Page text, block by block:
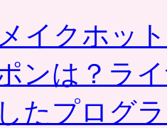
イクホッ
ンは？ラ
たプログ